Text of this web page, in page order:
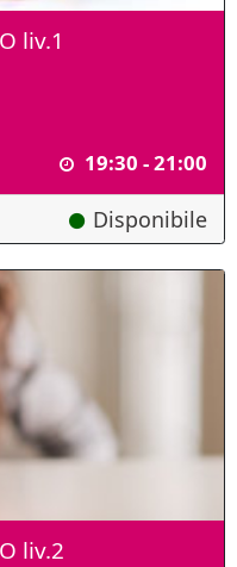
liv.1
19:30 - 21:00
Disponibile
liv.2